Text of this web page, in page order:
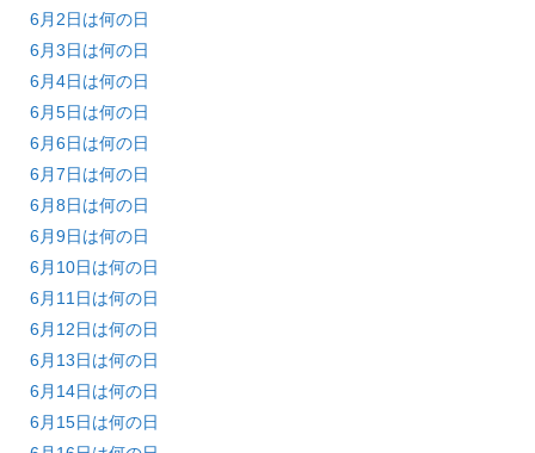
6月2日は何の日
6月3日は何の日
6月4日は何の日
6月5日は何の日
6月6日は何の日
6月7日は何の日
6月8日は何の日
6月9日は何の日
6月10日は何の日
6月11日は何の日
6月12日は何の日
6月13日は何の日
6月14日は何の日
6月15日は何の日